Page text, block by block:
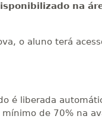
na
o aluno terá
é liberada
de 70% na